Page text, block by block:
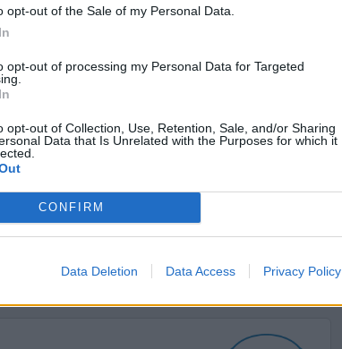
opt-out of the Sale of my Personal Data.
opt-out of processing my Personal Data for Targeted
opt-out of Collection, Use, Retention, Sale, and/or Sharing
Data that Is Unrelated with the Purposes for which it
CONFIRM
Data Deletion Data Access Privacy Policy
Wirksamkeit
dass ich
20 mg.
am Abend weil ich davon immer etwas
0 Kommentare